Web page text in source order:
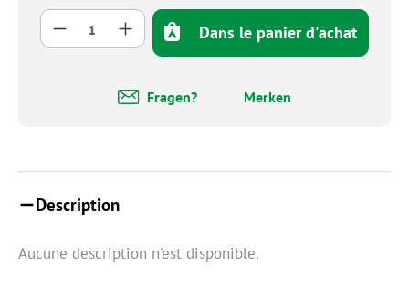
Quantité de produit : Entrez la quantité
Dans le panier d'achat
Fragen? Merken
Description
Aucune description n'est disponible.